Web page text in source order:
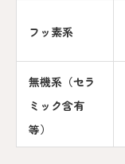
フッ素系
無機系（セラ
ミック含有
等）